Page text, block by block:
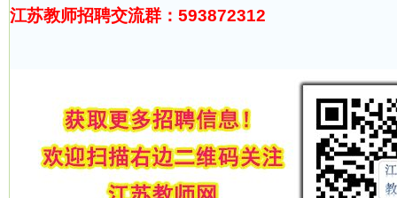
江苏教师招聘交流群：593872312